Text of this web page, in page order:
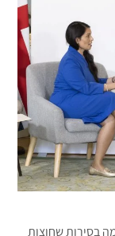
בסירות שחוצות